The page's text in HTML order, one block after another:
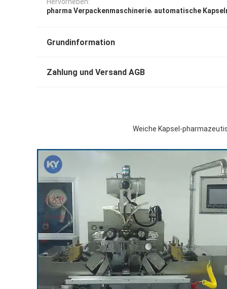
pharma Verpackenmaschinerie, automatische
Grundinformation
Zahlung und Versand AGB
Weiche Kapsel-